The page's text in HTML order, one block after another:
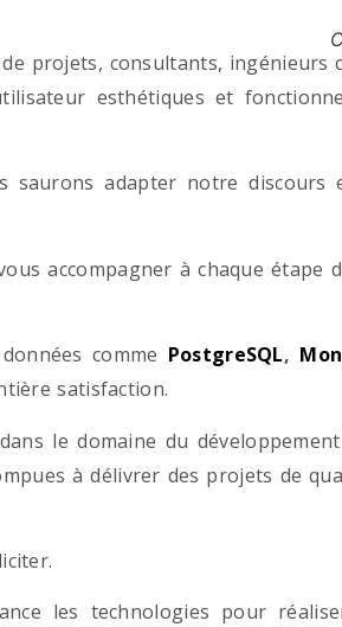
projets, consultants, ingénieurs
esthétiques et
saurons adapter notre discours
accompagner à chaque étape
comme PostgreSQL,
satisfaction.
le domaine du
à délivrer des projets de
les technologies pour